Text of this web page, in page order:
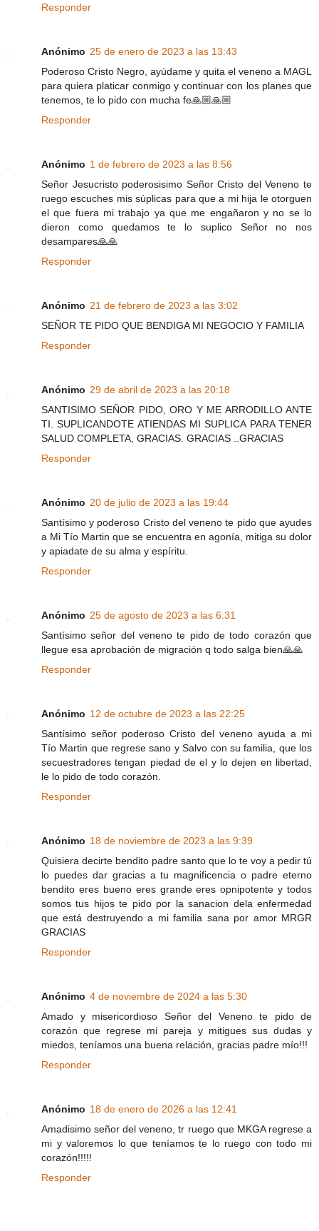
Responder
Anónimo 25 de enero de 2023 a las 13:43
Poderoso Cristo Negro, ayúdame y quita el veneno a MAGL
para quiera platicar conmigo y continuar con los planes que
tenemos, te lo pido con mucha fe🙏🏼🙏🏼
Responder
Anónimo 1 de febrero de 2023 a las 8:56
Señor Jesucristo poderosisimo Señor Cristo del Veneno te
ruego escuches mis súplicas para que a mi hija le otorguen
el que fuera mi trabajo ya que me engañaron y no se lo
dieron como quedamos te lo suplico Señor no nos
desampares🙏🙏
Responder
Anónimo 21 de febrero de 2023 a las 3:02
SEÑOR TE PIDO QUE BENDIGA MI NEGOCIO Y FAMILIA
Responder
Anónimo 29 de abril de 2023 a las 20:18
SANTISIMO SEÑOR PIDO, ORO Y ME ARRODILLO ANTE
TI. SUPLICANDOTE ATIENDAS MI SUPLICA PARA TENER
SALUD COMPLETA, GRACIAS. GRACIAS ..GRACIAS
Responder
Anónimo 20 de julio de 2023 a las 19:44
Santísimo y poderoso Cristo del veneno te pido que ayudes
a Mi Tío Martin que se encuentra en agonía, mitiga su dolor
y apiadate de su alma y espíritu.
Responder
Anónimo 25 de agosto de 2023 a las 6:31
Santísimo señor del veneno te pido de todo corazón que
llegue esa aprobación de migración q todo salga bien🙏🙏
Responder
Anónimo 12 de octubre de 2023 a las 22:25
Santísimo señor poderoso Cristo del veneno ayuda a mi
Tío Martin que regrese sano y Salvo con su familia, que los
secuestradores tengan piedad de el y lo dejen en libertad,
le lo pido de todo corazón.
Responder
Anónimo 18 de noviembre de 2023 a las 9:39
Quisiera decirte bendito padre santo que lo te voy a pedir tú
lo puedes dar gracias a tu magnificencia o padre eterno
bendito eres bueno eres grande eres opnipotente y todos
somos tus hijos te pido por la sanacion dela enfermedad
que está destruyendo a mi familia sana por amor MRGR
GRACIAS
Responder
Anónimo 4 de noviembre de 2024 a las 5:30
Amado y misericordioso Señor del Veneno te pido de
corazón que regrese mi pareja y mitigues sus dudas y
miedos, teníamos una buena relación, gracias padre mío!!!
Responder
Anónimo 18 de enero de 2026 a las 12:41
Amadisimo señor del veneno, tr ruego que MKGA regrese a
mi y valoremos lo que teníamos te lo ruego con todo mi
corazón!!!!!
Responder